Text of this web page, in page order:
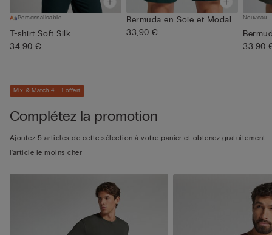
Personnalisable
T-shirt Soft Silk
34,90 €
Bermuda en Soie et Modal
33,90 €
Nouveau
33,90
Mix & Match 4 + 1 offert
Complétez la promotion
Ajoutez 5 articles de cette sélection à votre panier et obtenez gratuitement
l'article le moins cher